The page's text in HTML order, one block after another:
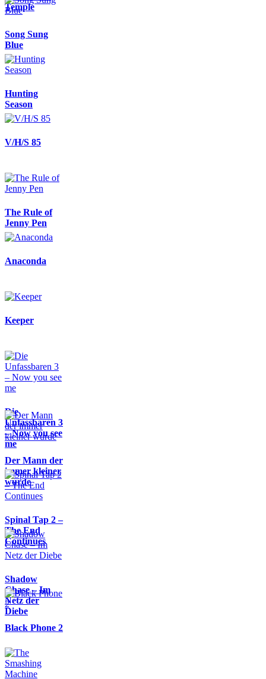
Temple
Song Sung
Blue
Hunting
Season
V/H/S 85
The Rule of
Jenny Pen
Anaconda
Keeper
Die
Unfassbaren 3
– Now you see
me
Der Mann der
immer kleiner
wurde
Spinal Tap 2 –
The End
Continues
Shadow
Chase – Im
Netz der
Diebe
Black Phone 2